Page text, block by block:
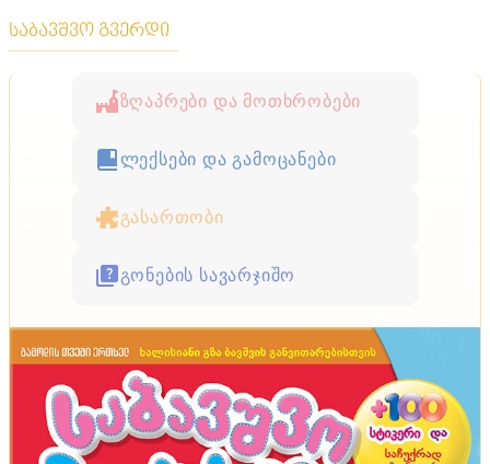
საბავშვო გვერდი
ზღაპრები და მოთხრობები
ლექსები და გამოცანები
გასართობი
გონების სავარჯიშო